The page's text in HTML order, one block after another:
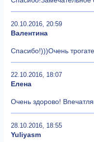
20.10.2016, 20:59
Валентина
Спасибо!)))Очень
22.10.2016, 18:07
Елена
Очень здорово!
28.10.2016, 18:55
Yuliyasm